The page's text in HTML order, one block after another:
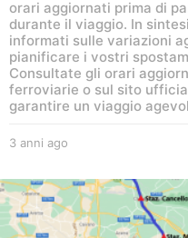
orari aggiornati prima di
durante il viaggio. In
informati sulle variazioni
pianificare i vostri
Consultate gli orari
ferroviarie o sul sito
garantire un viaggio
3 anni ago
n
i
a